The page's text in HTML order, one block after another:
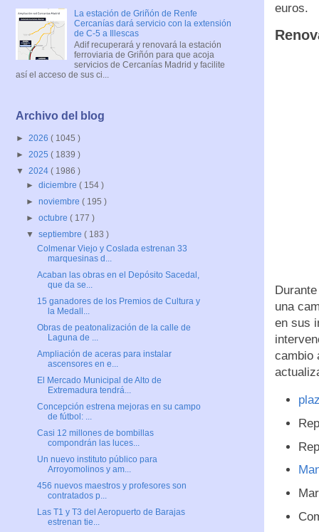
euros.
una
en sus
cambio
La estación de Griñón de Renfe
Cercanías dará servicio con la extensión
de C-5 a Illescas
Adif recuperará y renovará la estación
ferroviaria de Griñón para que acoja
servicios de Cercanías Madrid y facilite
así el acceso de sus ci...
Archivo del blog
► 2026 ( 1045 )
► 2025 ( 1839 )
▼ 2024 ( 1986 )
►diciembre( 154 )
►noviembre( 195 )
►octubre( 177 )
▼septiembre( 183 )
Colmenar Viejo y Coslada estrenan 33
marquesinas d...
Acaban las obras en el Depósito Sacedal,
que da se...
15 ganadores de los Premios de Cultura y
la Medall...
Obras de peatonalización de la calle de
Laguna de ...
Ampliación de aceras para instalar
ascensores en e...
El Mercado Municipal de Alto de
Extremadura tendrá...
Concepción estrena mejoras en su campo
de fútbol: ...
Casi 12 millones de bombillas
compondrán las luces...
Un nuevo instituto público para
Arroyomolinos y am...
456 nuevos maestros y profesores son
contratados p...
Las T1 y T3 del Aeropuerto de Barajas
estrenan tie...